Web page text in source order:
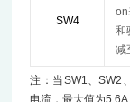
SW4
on
和
减
注：当SW1、SW2
电流，最大值为5.6A